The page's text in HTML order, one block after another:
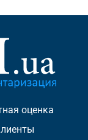
оценка